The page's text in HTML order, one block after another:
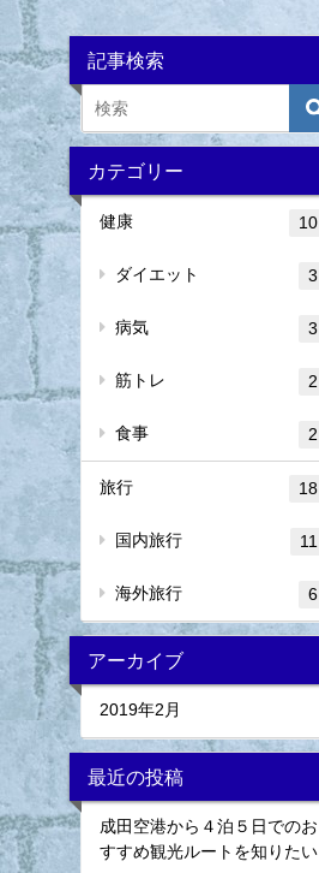
記事検索
カテゴリー
健康 10
ダイエット 3
病気 3
筋トレ 2
食事 2
旅行 18
国内旅行 11
海外旅行 6
アーカイブ
2019年2月
最近の投稿
成田空港から４泊５日でのお
すすめ観光ルートを知りたい